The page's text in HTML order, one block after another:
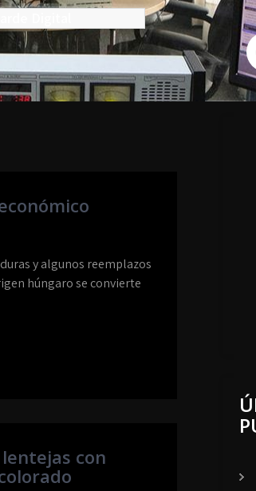
y algunos reemplazos
húngaro se convierte
con